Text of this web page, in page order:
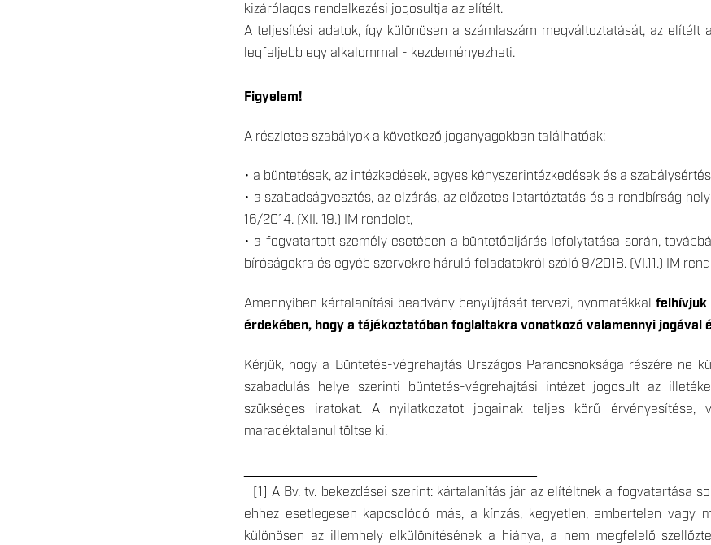
kizárólagos rendelkezési jogosultja az elítélt.
A teljesítési adatok, így különösen a számlaszám megváltoztatását, az
legfeljebb egy alkalommal - kezdeményezheti.
Figyelem!
A részletes szabályok a következő joganyagokban találhatóak:
• a büntetések, az intézkedések, egyes kényszerintézkedések és a
• a szabadságvesztés, az elzárás, az előzetes letartóztatás és a rendbírság
16/2014. (XII. 19.) IM rendelet,
• a fogvatartott személy esetében a büntetőeljárás lefolytatása során,
bíróságokra és egyéb szervekre háruló feladatokról szóló 9/2018. (VI.11.) IM
Amennyiben kártalanítási beadvány benyújtását tervezi, nyomatékkal felhívjuk
érdekében, hogy a tájékoztatóban foglaltakra vonatkozó valamennyi jogával
Kérjük, hogy a Büntetés-végrehajtás Országos Parancsnoksága részére ne
szabadulás helye szerinti büntetés-végrehajtási intézet jogosult az
szükséges iratokat. A nyilatkozatot jogainak teljes körű
maradéktalanul töltse ki.
[1] A Bv. tv. bekezdései szerint: kártalanítás jár az elítéltnek a fogvatartása
ehhez esetlegesen kapcsolódó más, a kínzás, kegyetlen, embertelen vagy
különösen az illemhely elkülönítésének a hiánya, a nem megfelelő